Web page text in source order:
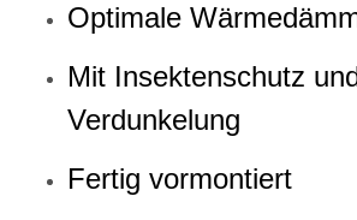
Optimale
Mit Insektenschutz
Verdunkelung
Fertig vormontiert